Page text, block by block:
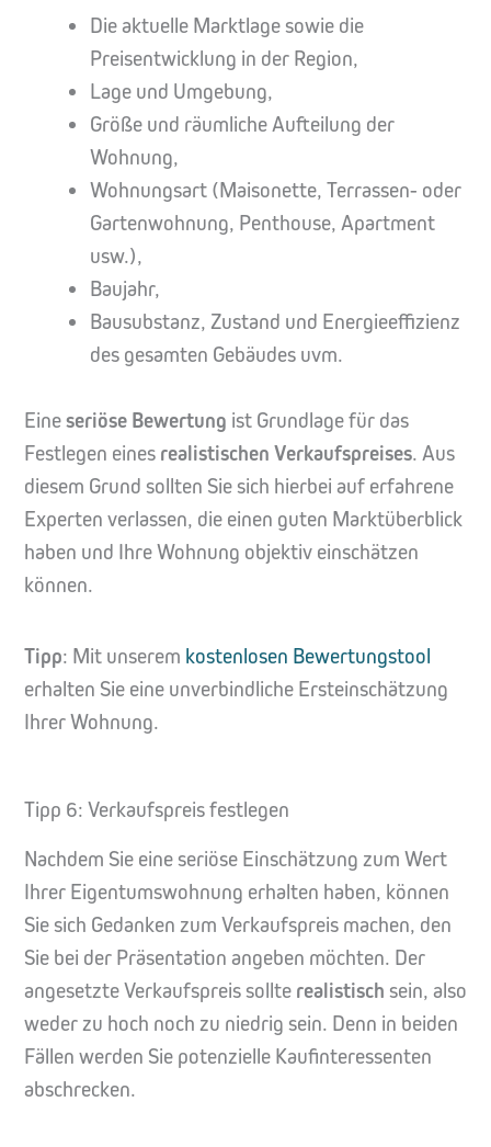
Die aktuelle Marktlage sowie die
Preisentwicklung in der Region,
Lage und Umgebung,
Größe und räumliche Aufteilung der
Wohnung,
Wohnungsart (Maisonette, Terrassen- oder
Gartenwohnung, Penthouse, Apartment
usw.),
Baujahr,
Bausubstanz, Zustand und Energieeffizienz
des gesamten Gebäudes uvm.
Eineseriöse Bewertung ist Grundlage für das
Festlegen eines realistischen Verkaufspreises. Aus
diesem Grund sollten Sie sich hierbei auf erfahrene
Experten verlassen, die einen guten Marktüberblick
haben und Ihre Wohnung objektiv einschätzen
können.
Tipp: Mit unserem kostenlosen Bewertungstool
erhalten Sie eine unverbindliche Ersteinschätzung
Ihrer Wohnung.
Tipp 6: Verkaufspreis festlegen
Nachdem Sie eine seriöse Einschätzung zum Wert
Ihrer Eigentumswohnung erhalten haben, können
Sie sich Gedanken zum Verkaufspreis machen, den
Sie bei der Präsentation angeben möchten. Der
angesetzte Verkaufspreis sollte realistisch sein, also
weder zu hoch noch zu niedrig sein. Denn in beiden
Fällen werden Sie potenzielle Kaufinteressenten
abschrecken.